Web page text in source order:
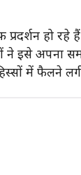
हो रहे
ने इसे अपना
में फैलने